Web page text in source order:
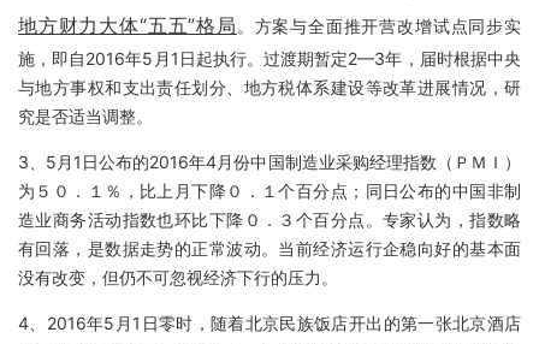
地方财力大体“五五”格局 。方案与全面推开营改增试点同步实
施，即自2016年5月1日起执行。过渡期暂定2—3年，届时根据中央
与地方事权和支出责任划分、地方税体系建设等改革进展情况，研
究是否适当调整。
3、5月1日公布的2016年4月份中国制造业采购经理指数（ＰＭＩ）
为５０．１％，比上月下降０．１个百分点；同日公布的中国非制
造业商务活动指数也环比下降０．３个百分点。专家认为，指数略
有回落，是数据走势的正常波动。当前经济运行企稳向好的基本面
没有改变，但仍不可忽视经济下行的压力。
4、2016年5月1日零时，随着北京民族饭店开出的第一张北京酒店